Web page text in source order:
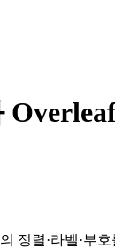
정렬·라벨·부